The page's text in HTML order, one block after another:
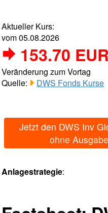
Aktueller Kurs:
vom 05.08.2026
153.70 EUR
Veränderung zum Vortag
Quelle:
DWS Fonds Kurse
Jetzt den DWS Inv
ohne
Anlagestrategie: